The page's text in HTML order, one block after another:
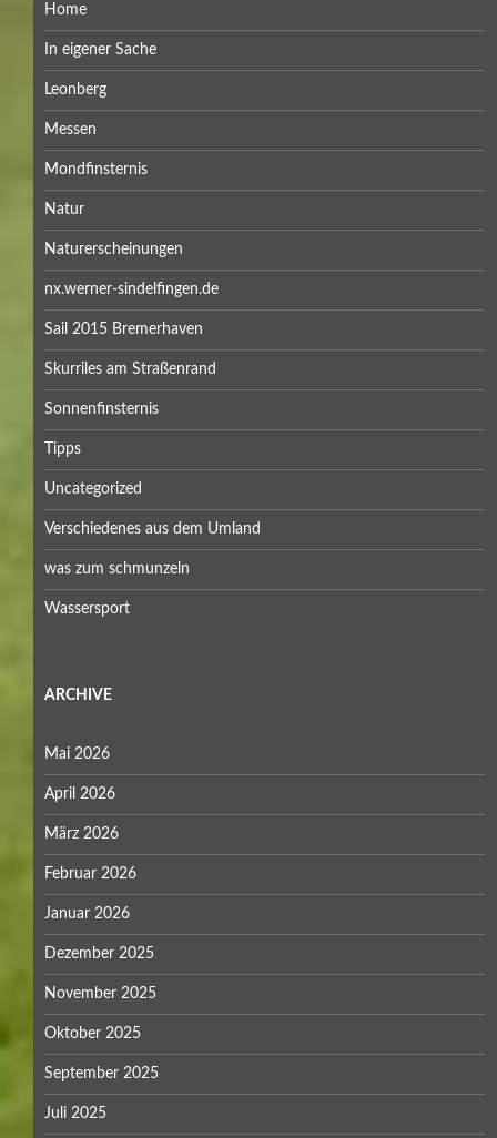
Home
In eigener Sache
Leonberg
Messen
Mondfinsternis
Natur
Naturerscheinungen
nx.werner-sindelfingen.de
Sail 2015 Bremerhaven
Skurriles am Straßenrand
Sonnenfinsternis
Tipps
Uncategorized
Verschiedenes aus dem Umland
was zum schmunzeln
Wassersport
ARCHIVE
Mai 2026
April 2026
März 2026
Februar 2026
Januar 2026
Dezember 2025
November 2025
Oktober 2025
September 2025
Juli 2025